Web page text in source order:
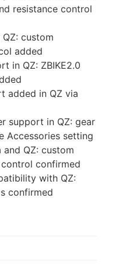
resistance control
custom
added
in QZ: ZBIKE2.0
added in QZ via
support in QZ: gear
Accessories setting
and QZ: custom
confirmed
with QZ:
confirmed